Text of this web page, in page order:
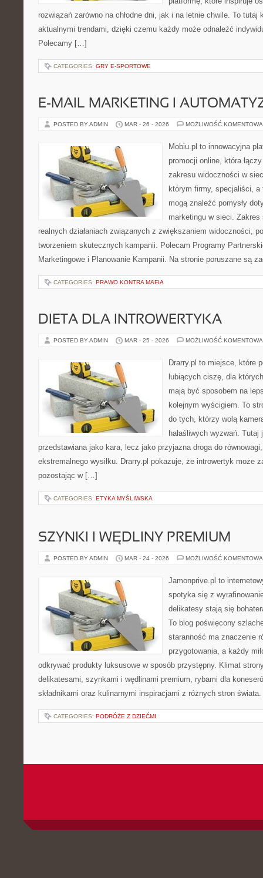
rozwiązań zarówno na chłodne dni, jak i na letnie chwile. To tutaj
aktualnymi trendami, dzięki czemu każdy może odnaleźć
Polecamy […]
CATEGORIES: GRY E-SPORTOWE
E-MAIL MARKETING I
POSTED BY ADMIN MAR - 26 - 2026 MOŻLIWOŚĆ
Mobiu.pl to innowacyjna
promocji online, która
zakresu widoczności w
którym firmy, specjaliści,
mogą znaleźć pomysły
marketingu w sieci.
realnych działaniach związanych z zwiększaniem widoczności,
tworzeniem skutecznych kampanii. Polecam Programy
Marketingowe i Planowanie Kampanii. Na stronie poruszane są
CATEGORIES: PRAWO KONTRA MAFIA
DIETA DLA INTROWERTYKA
POSTED BY ADMIN MAR - 25 - 2026 MOŻLIWOŚĆ
Drarry.pl to miejsce, które
lubiących ciszę, dla
mają być sposobem na
kolejnym wyścigiem. To
do tych, którzy wolą
hałaśliwych wyzwań. Tutaj
przedstawiana jako kara, lecz jako przyjazna droga do
ekstremalnego wysiłku. Drarry.pl pokazuje, że introwertyk może
pozostając w […]
CATEGORIES: ETYKA MYŚLIWSKA
SZYNKI I WĘDLINY PREMIUM
POSTED BY ADMIN MAR - 24 - 2026 MOŻLIWOŚĆ
Jamonprive.pl to
spotyka się z
delikatesy stają się
To blog poświęcony
staranność ma znaczenie
przygotowania, a każdy
odkrywać produkty luksusowe w sposób przystępny. Klimat
delikatesami, szynkami i wędlinami premium, rybami dla
składnikami oraz kulinarnymi inspiracjami z różnych stron
CATEGORIES: PODRÓŻE Z DZIEĆMI